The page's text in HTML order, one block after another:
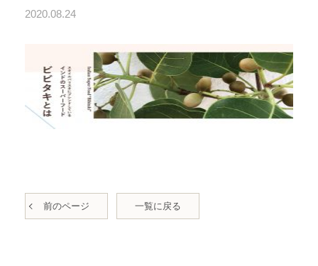
2020.08.24
前のページ 一覧に戻る